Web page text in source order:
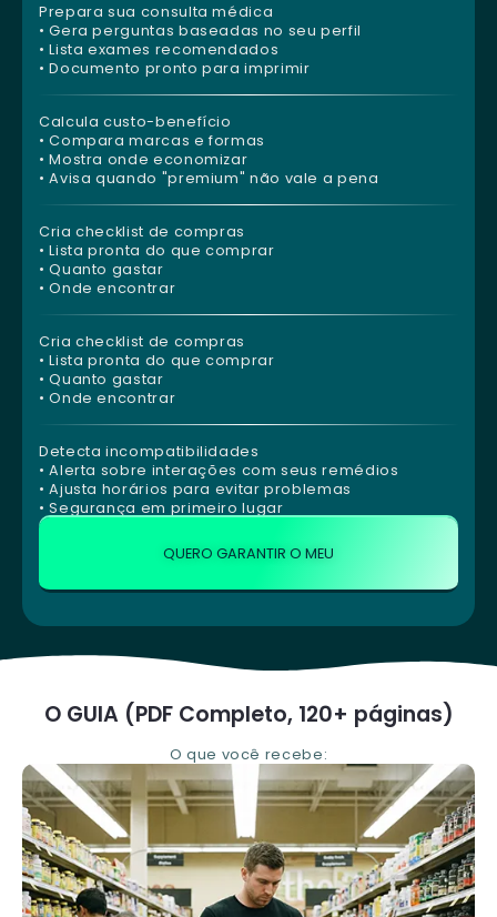
Prepara sua consulta médica
• Gera perguntas baseadas no seu perfil
• Lista exames recomendados
• Documento pronto para imprimir
Calcula custo-benefício
• Compara marcas e formas
• Mostra onde economizar
• Avisa quando "premium" não vale a pena
Cria checklist de compras
• Lista pronta do que comprar
• Quanto gastar
• Onde encontrar
Cria checklist de compras
• Lista pronta do que comprar
• Quanto gastar
• Onde encontrar
Detecta incompatibilidades
• Alerta sobre interações com seus remédios
• Ajusta horários para evitar problemas
• Segurança em primeiro lugar
QUERO GARANTIR O MEU
O GUIA (PDF Completo, 120+ páginas)
O que você recebe: